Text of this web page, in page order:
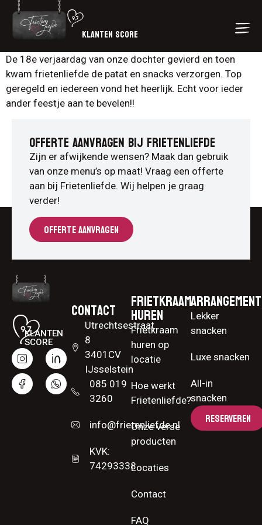
KLANTEN SCORE
De 18e verjaardag van onze dochter gevierd en toen
kwam frietenliefde de patat en snacks verzorgen. Top
geregeld en iedereen vond het heerlijk. Echt voor ieder
ander feestje aan te bevelen!!
OFFERTE AANVRAGEN BIJ FRIETENLIEFDE
Zijn er afwijkende wensen? Maak dan gebruik
van onze menu’s op maat! Vraag een offerte
aan bij Frietenliefde. Wij helpen je graag
verder!
OFFERTE AANVRAGEN
KLANTEN
SCORE
Contact
Utrechtsestraat
8
3401CV
IJsselstein
085 019
3260
info@frietenliefde.nl
KVK:
74293338
Frietkraam
huren
Frietkraam
huren op
locatie
Hoe werkt
Frietenliefde?
Onze verse
producten
Locaties
Contact
FAQ
Lekker
snacken
Luxe snacken
All-in
snacken
RESERVEREN